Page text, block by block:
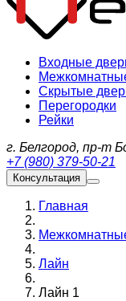
Входные
Скрытые
Перегородки
Рейки
г. Белгород, пр-т
+7 (980) 379-50-21
Консультация
Главная
Лайн
Лайн 1